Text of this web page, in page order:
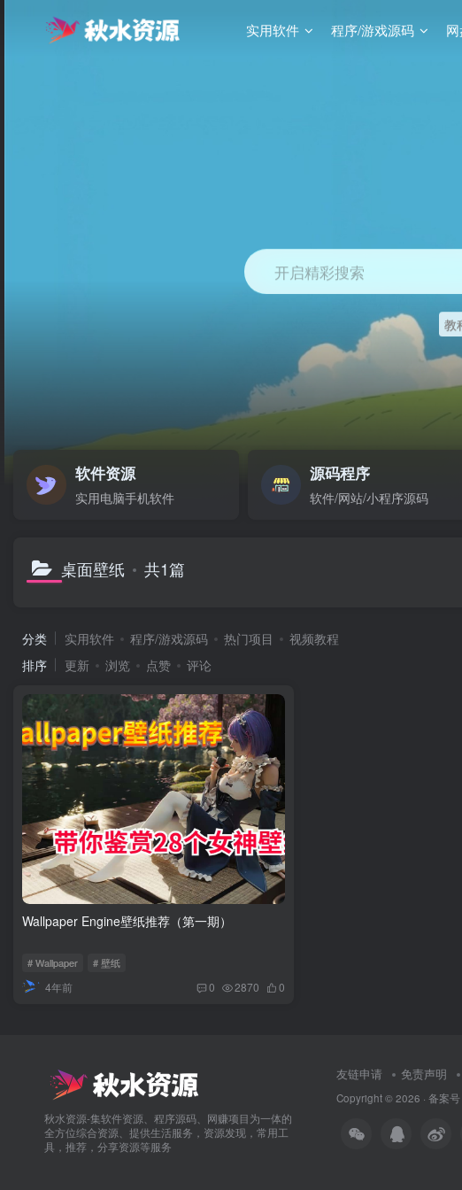
实用软件 程序/游戏源码
开启精彩搜索
教
软件资源
实用电脑手机软件
源码程序
软件/网站/小程序源码
桌面壁纸 共1篇
分类 实用软件 程序/游戏源码 热门项目
视频教程
排序
更新 浏览 点赞 评论
Wallpaper Engine壁纸推荐（第一期）
# Wallpaper # 壁纸
4年前 0 2870 0
秋水资源-集软件资源、程序源码、网赚项目为一体的
全方位综合资源、提供生活服务，资源发现，常用工
具，推荐，分享资源等服务
友链申请 免责声明
Copyright © 2026 · 备案